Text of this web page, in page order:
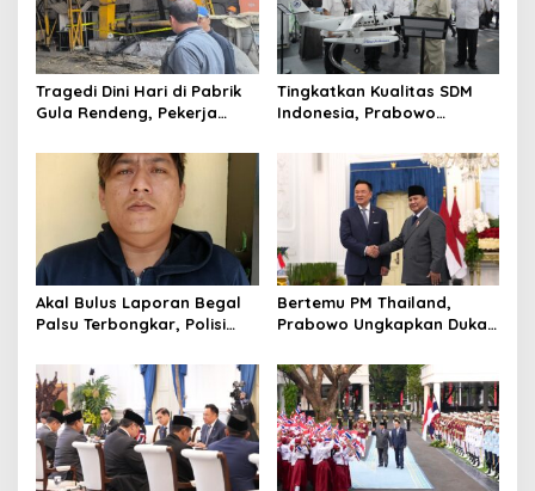
Tragedi Dini Hari di Pabrik
Gula Rendeng, Pekerja
Pengangkat Tebu
Tingkatkan Kualitas SDM
Indonesia, Prabowo
hingga Undang Universitas
Terbaik Dunia
Akal Bulus Laporan Begal
Palsu Terbongkar, Polisi
Perusahaan untuk Crypto
Bertemu PM Thailand,
Prabowo Ungkapkan Duka
Selamat Ulang Tahun ke
Raja Thailand